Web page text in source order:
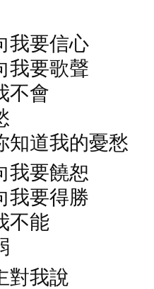
我要信心
我要歌聲
不會
知道我的憂愁
我要饒恕
我要得勝
不能
對我說